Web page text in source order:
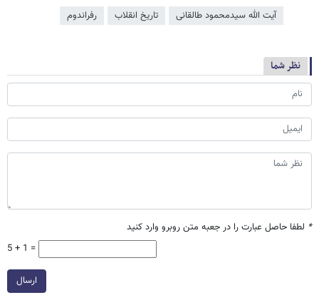
آیت الله سیدمحمود طالقانی تاریخ انقلاب رفراندوم
نظر شما
* لطفا حاصل عبارت را در جعبه متن روبرو وارد کنید
5 + 1 =
ارسال